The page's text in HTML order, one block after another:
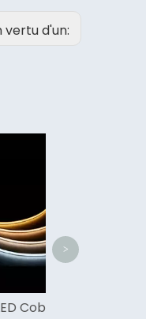
vertu d'un:
>